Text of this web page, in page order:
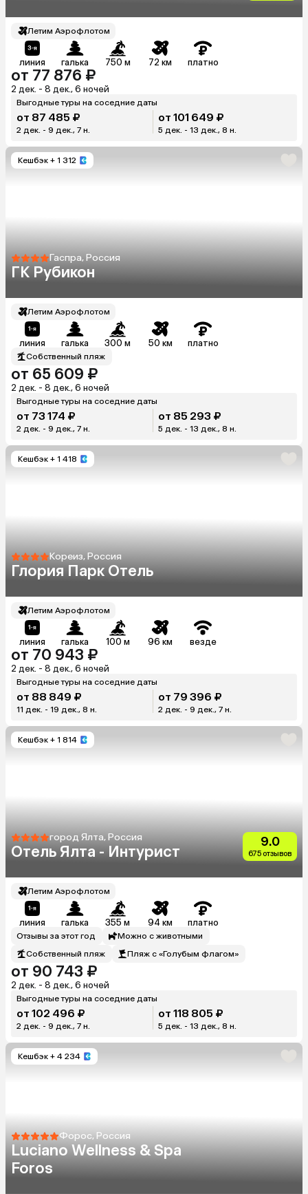
Летим Аэрофлотом
линия галька 750 м 72 км платно
от 77 876 ₽
2 дек. - 8 дек., 6 ночей
Выгодные туры на соседние даты
от 87 485 ₽
2 дек. - 9 дек., 7 н.
от 101 649 ₽
5 дек. - 13 дек., 8 н.
Кешбэк + 1 312
Гаспра, Россия
ГК Рубикон
Летим Аэрофлотом
линия галька 300 м 50 км платно
Собственный пляж
от 65 609 ₽
2 дек. - 8 дек., 6 ночей
Выгодные туры на соседние даты
от 73 174 ₽
2 дек. - 9 дек., 7 н.
от 85 293 ₽
5 дек. - 13 дек., 8 н.
Кешбэк + 1 418
Кореиз, Россия
Глория Парк Отель
Летим Аэрофлотом
линия галька 100 м 96 км везде
от 70 943 ₽
2 дек. - 8 дек., 6 ночей
Выгодные туры на соседние даты
от 88 849 ₽
11 дек. - 19 дек., 8 н.
от 79 396 ₽
2 дек. - 9 дек., 7 н.
Кешбэк + 1 814
город Ялта, Россия
Отель Ялта - Интурист
9.0
675 отзывов
Летим Аэрофлотом
линия галька 355 м 94 км платно
Отзывы за этот год
Можно с животными
Собственный пляж
Пляж с «Голубым флагом»
от 90 743 ₽
2 дек. - 8 дек., 6 ночей
Выгодные туры на соседние даты
от 102 496 ₽
2 дек. - 9 дек., 7 н.
от 118 805 ₽
5 дек. - 13 дек., 8 н.
Кешбэк + 4 234
Форос, Россия
Luciano Wellness & Spa
Foros